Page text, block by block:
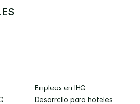
Empleos en IHG
Desarrollo para hoteles